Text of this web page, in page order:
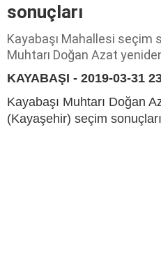
sonuçları
Kayabaşı Mahallesi seçim
Muhtarı Doğan Azat
KAYABAŞI - 2019-03-31
Kayabaşı Muhtarı Doğan
(Kayaşehir) seçim